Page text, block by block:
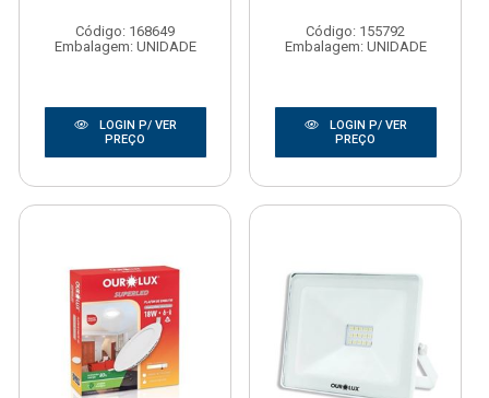
Código: 168649
Embalagem: UNIDADE
LOGIN P/ VER
PREÇO
Código: 155792
Embalagem: UNIDADE
LOGIN P/ VER
PREÇO